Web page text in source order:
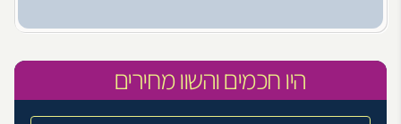
היו חכמים והשוו מחירים